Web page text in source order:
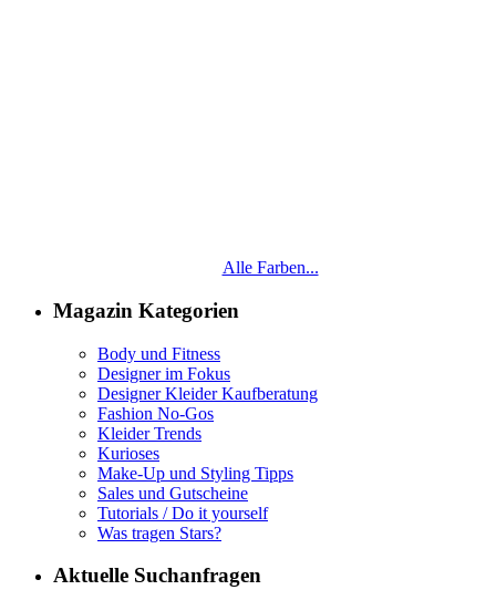
Alle Farben...
Magazin Kategorien
Body und Fitness
Designer im Fokus
Designer Kleider Kaufberatung
Fashion No-Gos
Kleider Trends
Kurioses
Make-Up und Styling Tipps
Sales und Gutscheine
Tutorials / Do it yourself
Was tragen Stars?
Aktuelle Suchanfragen